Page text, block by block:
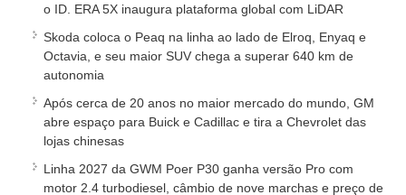
o ID. ERA 5X inaugura plataforma global com LiDAR
Skoda coloca o Peaq na linha ao lado de Elroq, Enyaq e
Octavia, e seu maior SUV chega a superar 640 km de
autonomia
Após cerca de 20 anos no maior mercado do mundo, GM
abre espaço para Buick e Cadillac e tira a Chevrolet das
lojas chinesas
Linha 2027 da GWM Poer P30 ganha versão Pro com
motor 2.4 turbodiesel, câmbio de nove marchas e preço de